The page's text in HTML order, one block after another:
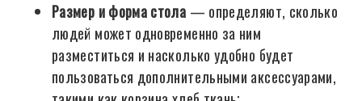
Размер и форма стола — определяют, сколько
людей может одновременно за ним
разместиться и насколько удобно будет
пользоваться дополнительными аксессуарами,